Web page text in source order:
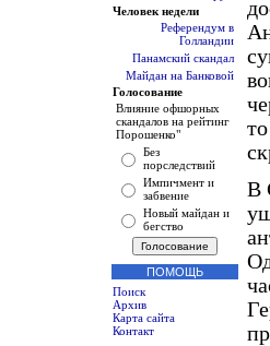
Человек недели
Референдум в
Голландии
Панамский скандал
Майдан на Банковой
Голосование
Влияние офшорных
скандалов на рейтинг
Порошенко"
Без
порследствий
Импичмент и
забвение
Новый майдан и
бегство
ПОМОЩЬ
Поиск
Архив
Карта сайта
Контакт
В